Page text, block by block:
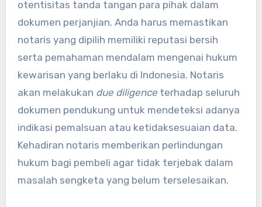
otentisitas tanda tangan para pihak dalam
dokumen perjanjian. Anda harus memastikan
notaris yang dipilih memiliki reputasi bersih
serta pemahaman mendalam mengenai hukum
kewarisan yang berlaku di Indonesia. Notaris
akan melakukan due diligenceterhadap seluruh
dokumen pendukung untuk mendeteksi adanya
indikasi pemalsuan atau ketidaksesuaian data.
Kehadiran notaris memberikan perlindungan
hukum bagi pembeli agar tidak terjebak dalam
masalah sengketa yang belum terselesaikan.